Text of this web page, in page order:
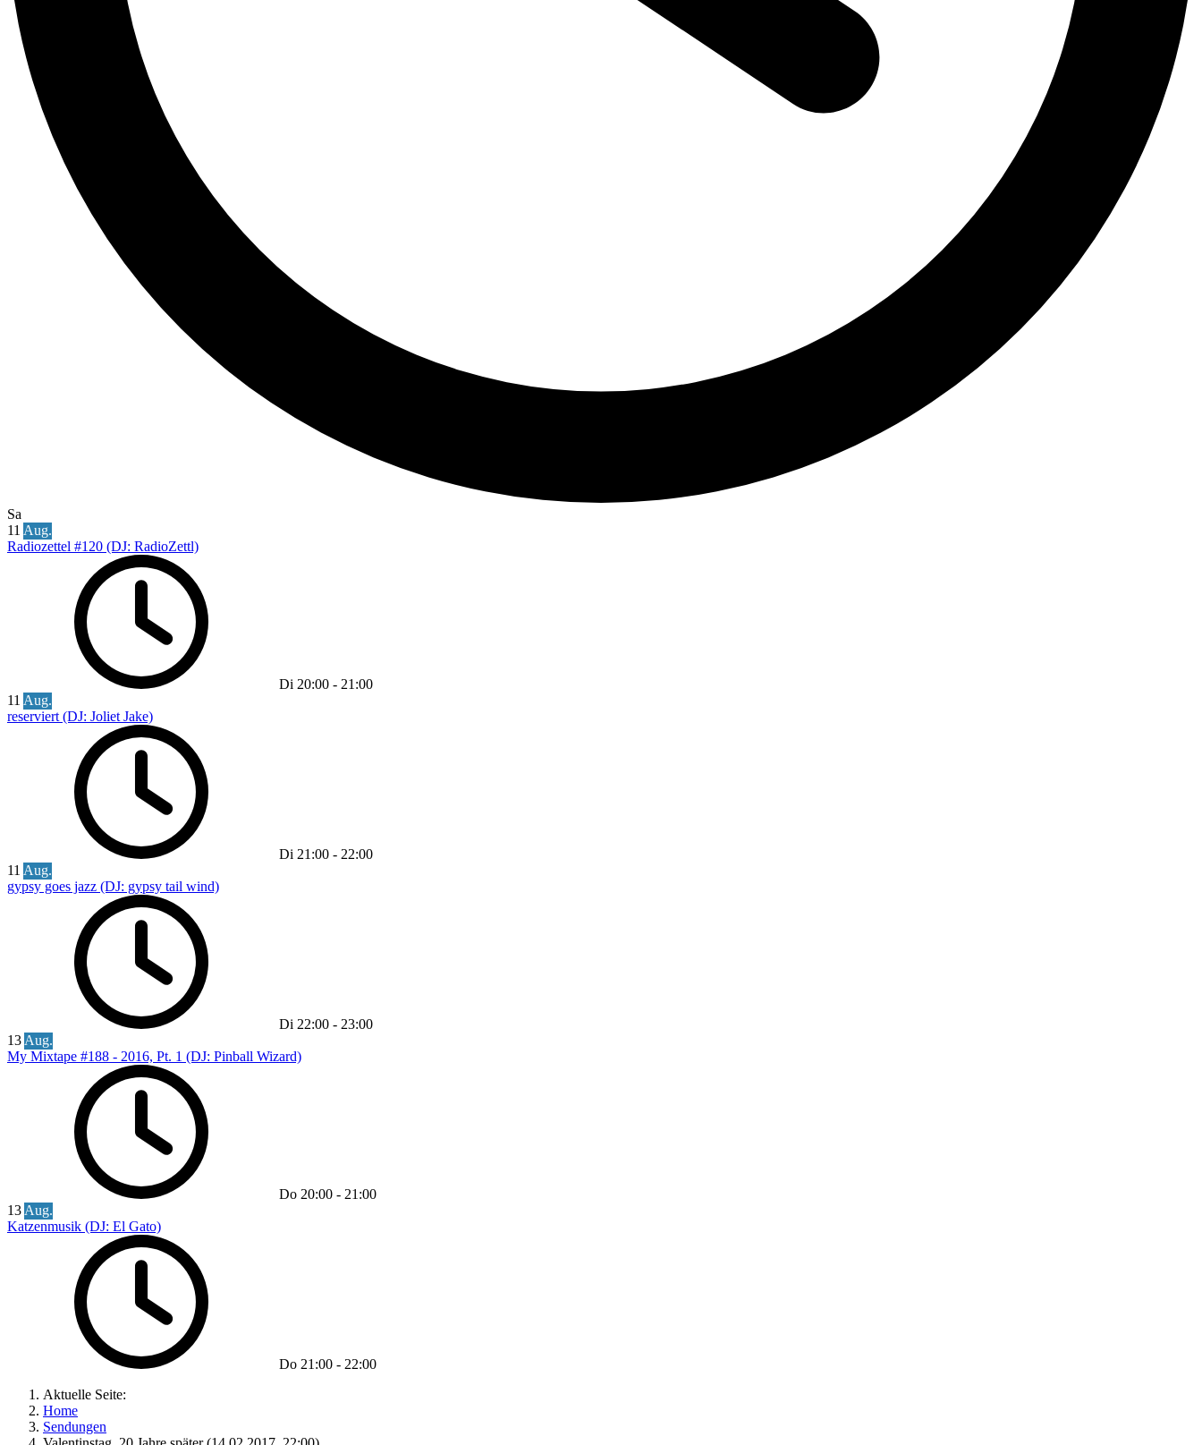
Sa
11 Aug.
Radiozettel #120 (DJ: RadioZettl)
Di 20:00 - 21:00
11 Aug.
reserviert (DJ: Joliet Jake)
Di 21:00 - 22:00
11 Aug.
gypsy goes jazz (DJ: gypsy tail wind)
Di 22:00 - 23:00
13 Aug.
My Mixtape #188 - 2016, Pt. 1 (DJ: Pinball Wizard)
Do 20:00 - 21:00
13 Aug.
Katzenmusik (DJ: El Gato)
Do 21:00 - 22:00
Aktuelle Seite:
Home
Sendungen